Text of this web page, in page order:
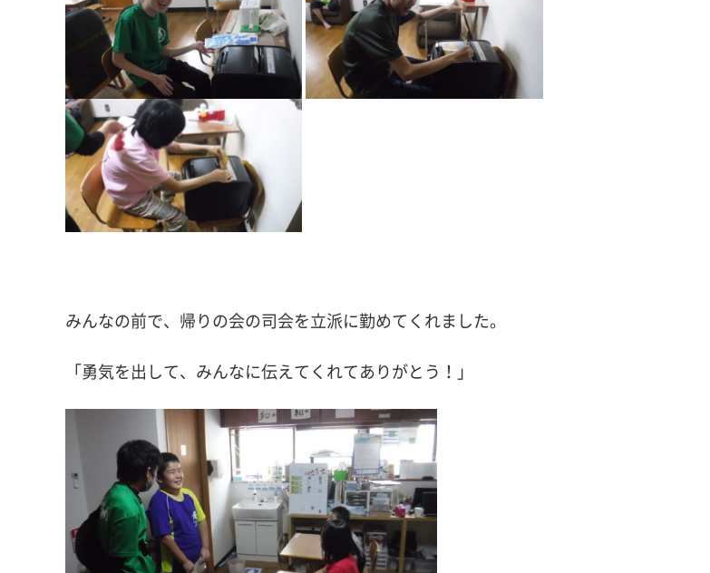
みんなの前で、帰りの会の司会を立派に勤めてくれました。
「勇気を出して、みんなに伝えてくれてありがとう！」